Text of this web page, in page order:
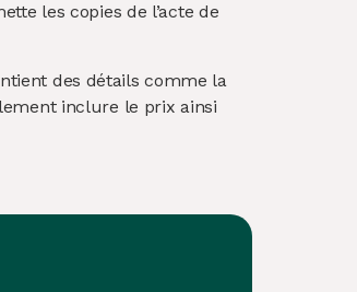
les copies de l’acte de
des détails comme la
inclure le prix ainsi